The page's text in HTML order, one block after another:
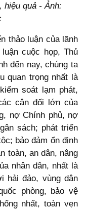
hiệu quả - Ảnh:
thảo luận của lãnh
cuộc họp, Thủ
đến nay, chúng ta
quan trọng nhất là
soát lạm phát,
cân đối lớn của
nợ Chính phủ, nợ
sách; phát triển
bảo đảm ổn định
toàn, an dân, nâng
nhân dân, nhất là
hải đảo, vùng dân
phòng, bảo vệ
nhất, toàn vẹn